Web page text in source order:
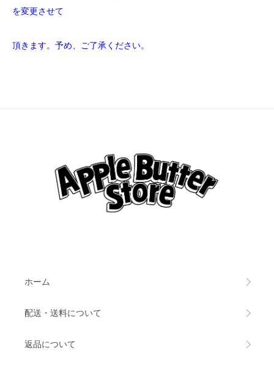
を変更させて
頂きます。予め、ご了承ください。
ホーム
配送・送料について
返品について